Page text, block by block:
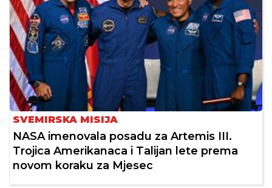
SVEMIRSKA MISIJA
NASA imenovala posadu za Artemis III.
Trojica Amerikanaca i Talijan lete prema
novom koraku za Mjesec